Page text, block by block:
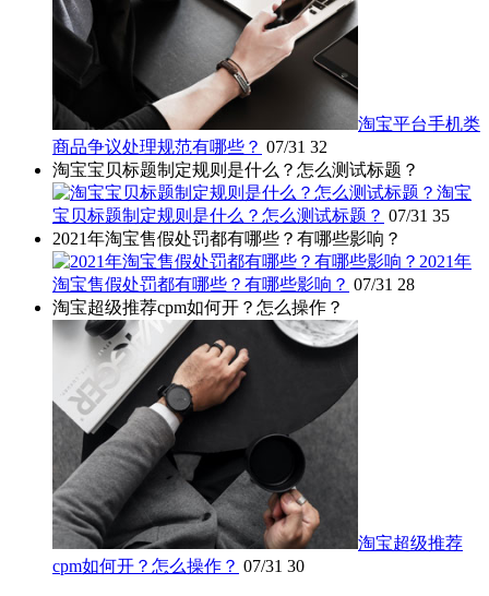
淘宝平台手机类
商品争议处理规范有哪些？ 07/31 32
淘宝宝贝标题制定规则是什么？怎么测试标题？
淘宝
宝贝标题制定规则是什么？怎么测试标题？ 07/31 35
2021年淘宝售假处罚都有哪些？有哪些影响？
2021年
淘宝售假处罚都有哪些？有哪些影响？ 07/31 28
淘宝超级推荐cpm如何开？怎么操作？
淘宝超级推荐
cpm如何开？怎么操作？ 07/31 30